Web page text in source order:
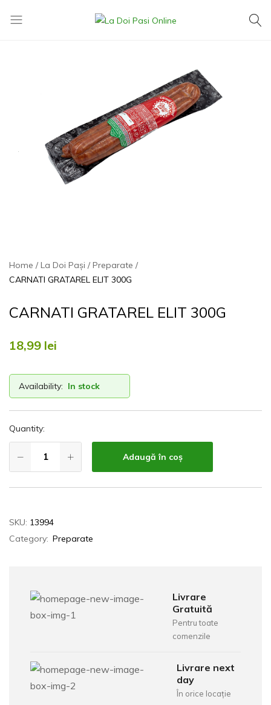
mai
mic
preț
Home La Doi Pași
Preparate
CARNATI GRATAREL ELIT 300G
CARNATI GRATAREL ELIT 300G
18,99 lei
Availability: In stock
Quantity:
Adaugă în coș
SKU: 13994
Category: Preparate
Livrare
Gratuită
Pentru toate
comenzile
Livrare next
day
În orice locație